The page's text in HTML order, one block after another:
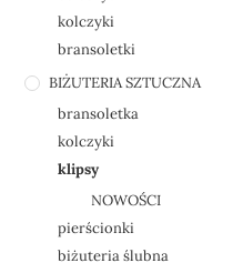
kolczyki
bransoletki
BIŻUTERIA SZTUCZNA
bransoletka
kolczyki
klipsy
NOWOŚCI
pierścionki
biżuteria ślubna